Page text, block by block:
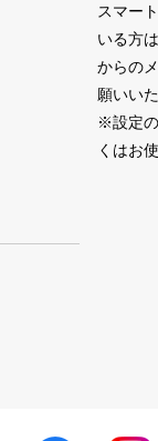
スマー
いる方
からの
願いい
※設定
くはお